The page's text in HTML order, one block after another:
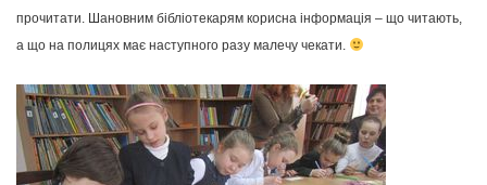
прочитати. Шановним бібліотекарям корисна інформація – що читають,
а що на полицях має наступного разу малечу чекати.